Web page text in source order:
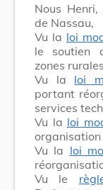
Nous
de Nassau,
Vu la loi
le soutien
zones
Vu la loi
portant
services
Vu la loi
organisation
Vu la loi
Vu le